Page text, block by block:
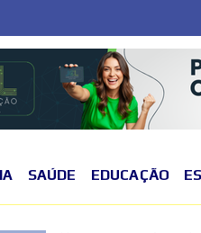
SAÚDE EDUCAÇÃO